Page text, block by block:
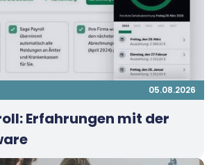
05.08.2026
Erfahrungen mit der